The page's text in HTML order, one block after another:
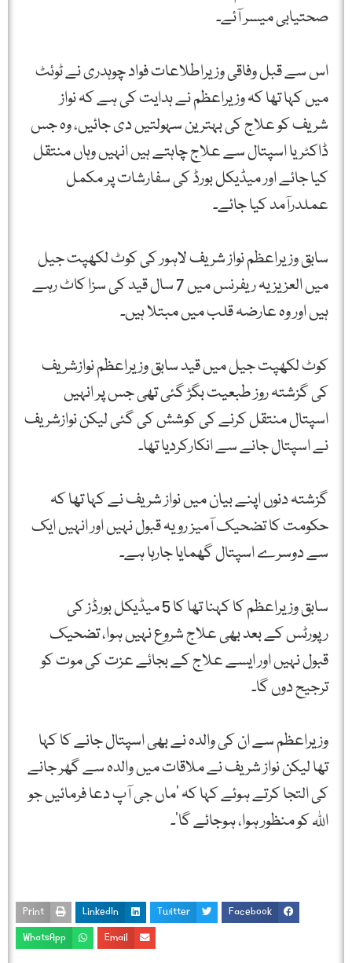
صحتیابی میسر آئے۔
اس سے قبل وفاقی وزیراطلاعات فواد چوہدری نے ٹوئٹ
میں کہا تھا کہ وزیراعظم نے ہدایت کی ہے کہ نواز
شریف کو علاج کی بہترین سہولتیں دی جائیں، وہ جس
ڈاکٹر یا اسپتال سے علاج چاہتے ہیں انہیں وہاں منتقل
کیا جائے اور میڈیکل بورڈ کی سفارشات پر مکمل
عملدرآمد کیا جائے۔
سابق وزیراعظم نواز شریف لاہور کی کوٹ لکھپت جیل
میں العزیزیہ ریفرنس میں 7 سال قید کی سزا کاٹ رہے
ہیں اور وہ عارضہ قلب میں مبتلا ہیں۔
کوٹ لکھپت جیل میں قید سابق وزیراعظم نوازشریف
کی گزشتہ روز طبعیت بگڑ گئی تھی جس پر انہیں
اسپتال منتقل کرنے کی کوشش کی گئی لیکن نوازشریف
نے اسپتال جانے سے انکارکردیا تھا۔
گزشتہ دنوں اپنے بیان میں نواز شریف نے کہا تھا کہ
حکومت کا تضحیک آمیز رویہ قبول نہیں اور انہیں ایک
سے دوسرے اسپتال گھمایا جارہا ہے۔
سابق وزیراعظم کا کہنا تھا کا 5 میڈیکل بورڈز کی
رپورٹس کے بعد بھی علاج شروع نہیں ہوا، تضحیک
قبول نہیں اور ایسے علاج کے بجائے عزت کی موت کو
ترجیح دوں گا۔
وزیراعظم سے ان کی والدہ نے بھی اسپتال جانے کا کہا
تھا لیکن نواز شریف نے ملاقات میں والدہ سے گھر جانے
کی التجا کرتے ہوئے کہا کہ ‘ماں جی آپ دعا فرمائیں جو
اللہ کو منظور ہوا، ہوجائے گا’۔
Facebook
Twitter
LinkedIn
Print
Email
WhatsApp